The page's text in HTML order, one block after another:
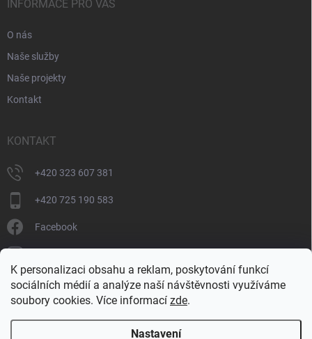
K personalizaci obsahu a reklam, poskytování funkcí
sociálních médií a analýze naší návštěvnosti využíváme
soubory cookies. Více informací zde.
Nastavení
INFORMACE PRO VÁS
O nás
Naše služby
Naše projekty
Kontakt
KONTAKT
+420 323 607 381
+420 725 190 583
Facebook
+420 725 190 583